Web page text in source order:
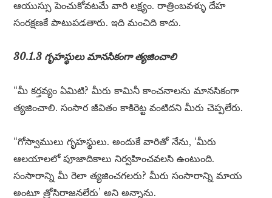
ఆయుస్సు పెంచుకోవటమే వారి లక్ష్యం. రాత్రింబవళ్ళు దేహ
సంరక్షణకే పాటుపడతారు. ఇది మంచిది కాదు.
30.1.3 గృహస్థులు మానసికంగా త్యజించాలి
“మీ కర్తవ్యం ఏమిటి? మీరు కామినీ కాంచనాలను మానసికంగా
త్యజించాలి. సంసార జీవితం కాకిరెట్ట వంటిదని మీరు చెప్పలేరు.
“గోస్వాములు గృహస్థులు. అందుకే వారితో నేను, ‘మీరు
ఆలయాలలో పూజాదికాలు నిర్వహించవలసి ఉంటుంది.
సంసారాన్ని మీ రెలా త్యజించగలరు? మీరు సంసారాన్ని మాయ
అంటూ త్రోసిరాజనలేరు’ అని అన్నాను.